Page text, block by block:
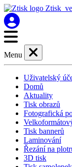
Ztisk
Menu
Zavřít
Uživatelský
Domů
Aktuality
Tisk obrazů
Fotografická
Tisk bannerů
Laminování
Řezání na
3D tisk